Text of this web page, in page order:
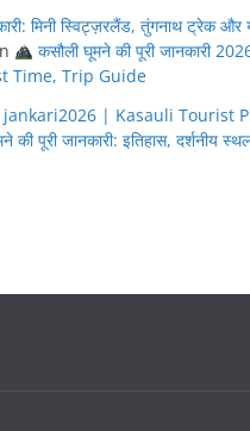
मिनी स्विट्ज़रलैंड, तुंगनाथ ट्रेक और
कसौली घूमने की पूरी जानकारी
Time, Trip Guide
| Kasauli Tourist
पूरी जानकारी: इतिहास, दर्शनीय